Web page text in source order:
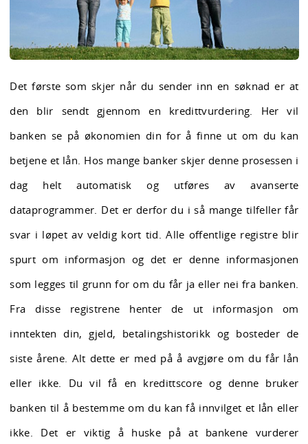
Det første som skjer når du sender inn en søknad er at
den blir sendt gjennom en kredittvurdering. Her vil
banken se på økonomien din for å finne ut om du kan
betjene et lån. Hos mange banker skjer denne prosessen i
dag helt automatisk og utføres av avanserte
dataprogrammer. Det er derfor du i så mange tilfeller får
svar i løpet av veldig kort tid. Alle offentlige registre blir
spurt om informasjon og det er denne informasjonen
som legges til grunn for om du får ja eller nei fra banken.
Fra disse registrene henter de ut informasjon om
inntekten din, gjeld, betalingshistorikk og bosteder de
siste årene. Alt dette er med på å avgjøre om du får lån
eller ikke. Du vil få en kredittscore og denne bruker
banken til å bestemme om du kan få innvilget et lån eller
ikke. Det er viktig å huske på at bankene vurderer